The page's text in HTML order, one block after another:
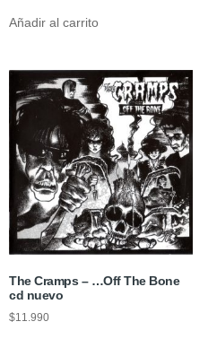
Añadir al carrito
The Cramps – …Off The Bone
cd nuevo
$11.990